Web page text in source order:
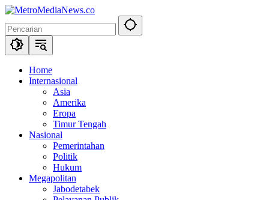
Langsung
konten
Home
Internasional
Asia
Amerika
Eropa
Timur Tengah
Nasional
Pemerintahan
Politik
Hukum
Megapolitan
Jabodetabek